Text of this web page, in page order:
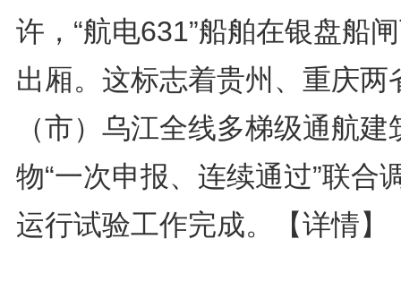
许，“航电631”船舶在银盘船
出厢。这标志着贵州、重庆两
（市）乌江全线多梯级通航建
物“一次申报、连续通过”联合
运行试验工作完成。
【详情】